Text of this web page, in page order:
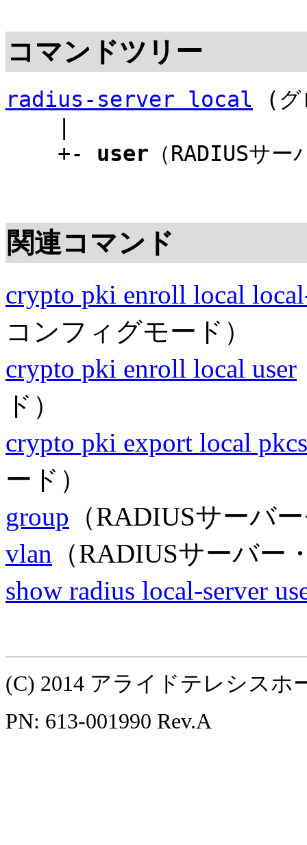
コマンドツリー
radius-server local (グ
+- user （RADIUSサ
関連コマンド
crypto pki enroll local
コンフィグモード）
crypto pki enroll local user
ド）
crypto pki export local
ード）
group （RADIUSサーバ
vlan （RADIUSサーバ
show radius local-server
(C) 2014 アライドテレシスホ
PN: 613-001990 Rev.A